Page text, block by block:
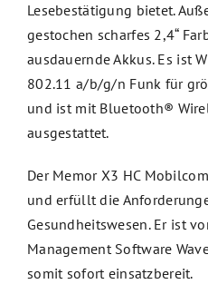
Lesebestätigung bietet.
gestochen scharfes 2,4“
ausdauernde Akkus. Es ist
802.11 a/b/g/n Funk für
und ist mit Bluetooth®
ausgestattet.
Der Memor X3 HC
und erfüllt die
Gesundheitswesen. Er ist
Management Software
somit sofort einsatzbereit.